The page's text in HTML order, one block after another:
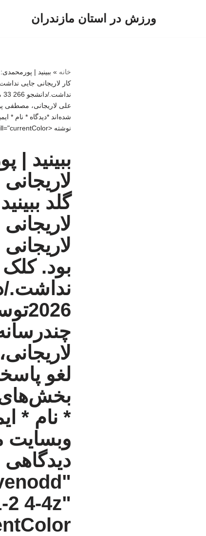
ورزش در استان مازندران
خانه » ببینید |
کار لاریجانی جایی
علی لاریجانی، مصطفی
شده‌اند *دیدگاه * نام *
نوشته <path fill-rule="evenodd" clip-rule="evenodd" d="m4 13v-2h12l-4-4 1-2 7 7-7 7-1-2 4-4z" fill="currentColor
ببینید |
گلد
بود. کلک
نداشت./
2026توسط
لاریجانی،
لغو پاسخ
بخش‌های
* نام *
وبسایت
2 4-4z"